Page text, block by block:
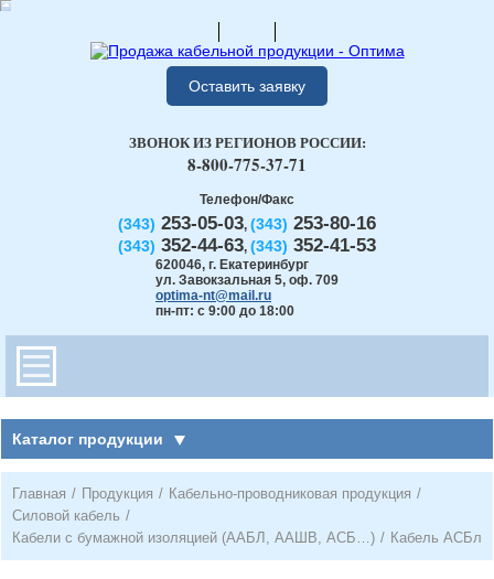
Оставить заявку
Телефон/Факс
(343) 253-05-03, (343) 253-80-16
(343) 352-44-63, (343) 352-41-53
620046, г. Екатеринбург
ул. Завокзальная 5, оф. 709
optima-nt@mail.ru
пн-пт: с 9:00 до 18:00
ЗВОНОК ИЗ РЕГИОНОВ РОССИИ:
8-800-775-37-71
Каталог продукции
Главная / Продукция / Кабельно-проводниковая продукция /
Силовой кабель /
Кабели с бумажной изоляцией (ААБЛ, ААШВ, АСБ…) / Кабель АСБл